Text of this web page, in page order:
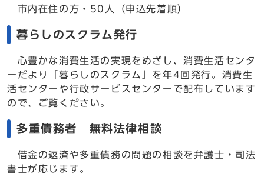
市内在住の方・50人（申込先着順）
暮らしのスクラム発行
心豊かな消費生活の実現をめざし、消費生活センタ
ーだより「暮らしのスクラム」を年4回発行。消費生
活センターや行政サービスセンターで配布しています
ので、ご覧ください。
多重債務者 無料法律相談
借金の返済や多重債務の問題の相談を弁護士・司法
書士が応じます。